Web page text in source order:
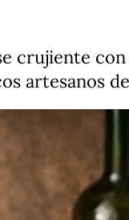
crujiente
artesanos